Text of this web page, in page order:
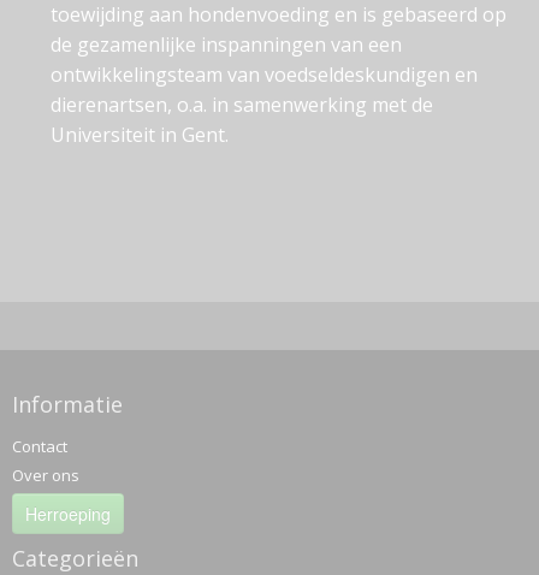
toewijding aan hondenvoeding en is gebaseerd op
de gezamenlijke inspanningen van een
ontwikkelingsteam van voedseldeskundigen en
dierenartsen, o.a. in samenwerking met de
Universiteit in Gent.
Informatie
Contact
Over ons
Herroeping
Categorieën